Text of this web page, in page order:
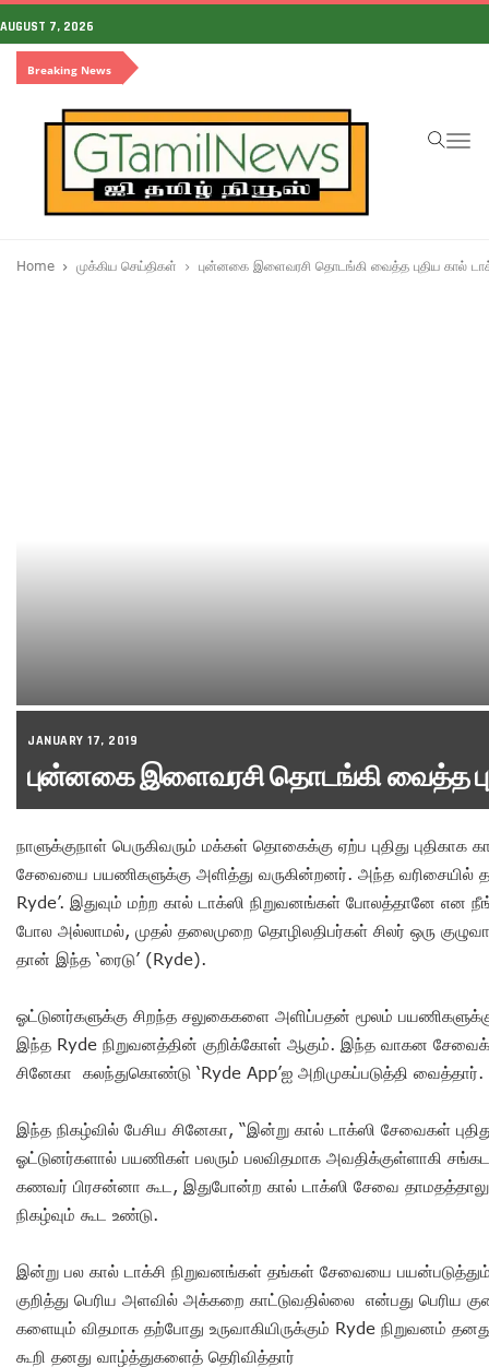
AUGUST 7, 2026
Breaking News
Home முக்கிய செய்திகள் புன்னகை இளைவரசி தொடங்கி வைத்த புதிய கால்
JANUARY 17, 2019
புன்னகை இளைவரசி தொடங்கி வைத்த
நாளுக்குநாள் பெருகிவரும் மக்கள் தொகைக்கு ஏற்ப புதிது
சேவையை பயணிகளுக்கு அளித்து வருகின்றனர். அந்த வரிசையில்
Ryde’. இதுவும் மற்ற கால் டாக்ஸி நிறுவனங்கள் போலத்தானே
போல அல்லாமல், முதல் தலைமுறை தொழிலதிபர்கள் சிலர் ஒரு
தான் இந்த ‘ரைடு’ (Ryde).
ஓட்டுனர்களுக்கு சிறந்த சலுகைகளை அளிப்பதன் மூலம்
இந்த Ryde நிறுவனத்தின் குறிக்கோள் ஆகும். இந்த வாகன
சினேகா கலந்துகொண்டு ‘Ryde App’ஐ அறிமுகப்படுத்தி வைத்தார்.
இந்த நிகழ்வில் பேசிய சினேகா, “இன்று கால் டாக்ஸி சேவைகள்
ஓட்டுனர்களால் பயணிகள் பலரும் பலவிதமாக அவதிக்குள்ளாகி
கணவர் பிரசன்னா கூட, இதுபோன்ற கால் டாக்ஸி சேவை
நிகழ்வும் கூட உண்டு.
இன்று பல கால் டாக்சி நிறுவனங்கள் தங்கள் சேவையை
குறித்து பெரிய அளவில் அக்கறை காட்டுவதில்லை என்பது பெரிய
களையும் விதமாக தற்போது உருவாகியிருக்கும் Ryde நிறுவனம்
கூறி தனது வாழ்த்துகளைத் தெரிவித்தார்